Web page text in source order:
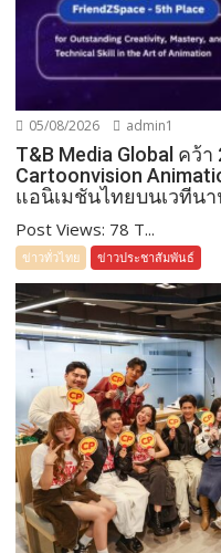
05/08/2026 admin1
T&B Media Global คว้า
Cartoonvision
แอนิเมชันไทยบนเวทีน
Post Views: 78 T...
ข่าวทั่วไทย ข่าวประชาสัมพันธ์